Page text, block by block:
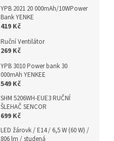
YPB 2021 20 000mAh/10WPower
Bank YENKE
419 Kč
Ruční Ventilátor
269 Kč
YPB 3010 Power bank 30
000mAh YENKEE
549 Kč
SHM 5206WH-EUE3 RUČNÍ
ŠLEHAČ SENCOR
699 Kč
LED žárovk / E14 / 6,5 W (60 W) /
806 lm / studená